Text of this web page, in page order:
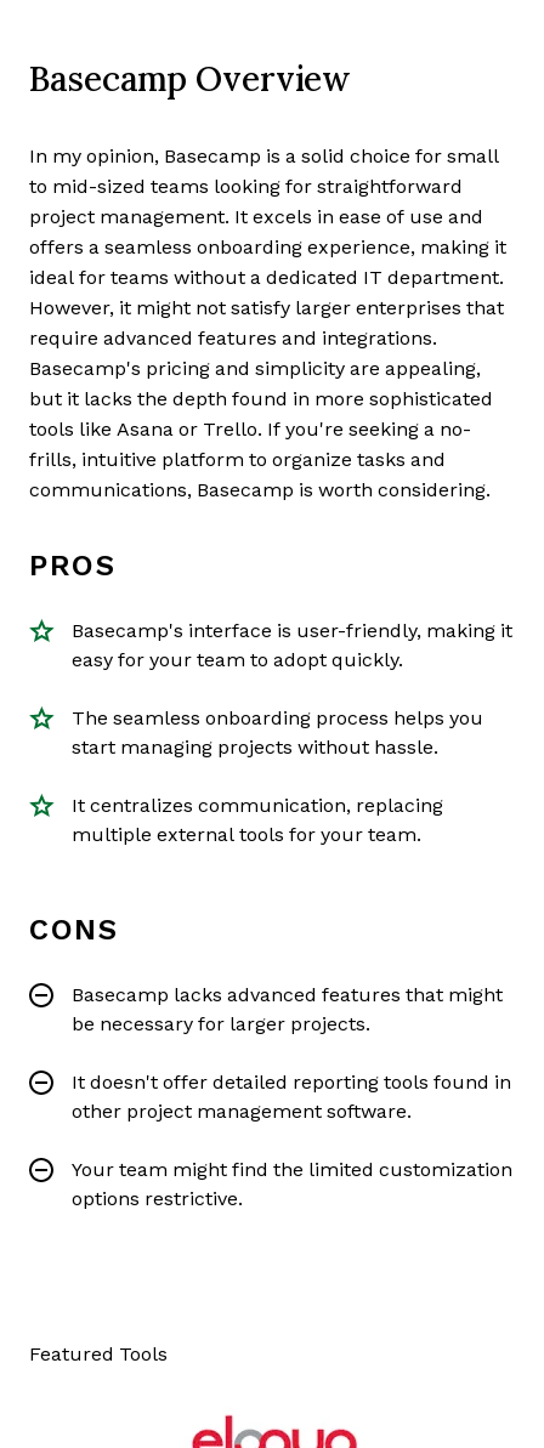
Basecamp Overview
In my opinion, Basecamp is a solid choice for small
to mid-sized teams looking for straightforward
project management. It excels in ease of use and
offers a seamless onboarding experience, making it
ideal for teams without a dedicated IT department.
However, it might not satisfy larger enterprises that
require advanced features and integrations.
Basecamp's pricing and simplicity are appealing,
but it lacks the depth found in more sophisticated
tools like Asana or Trello. If you're seeking a no-
frills, intuitive platform to organize tasks and
communications, Basecamp is worth considering.
PROS
Basecamp's interface is user-friendly, making it
easy for your team to adopt quickly.
The seamless onboarding process helps you
start managing projects without hassle.
It centralizes communication, replacing
multiple external tools for your team.
CONS
Basecamp lacks advanced features that might
be necessary for larger projects.
It doesn't offer detailed reporting tools found in
other project management software.
Your team might find the limited customization
options restrictive.
Featured Tools